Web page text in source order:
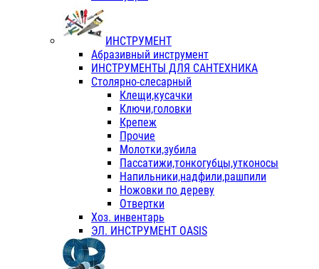
ИНСТРУМЕНТ
Абразивный инструмент
ИНСТРУМЕНТЫ ДЛЯ САНТЕХНИКА
Столярно-слесарный
Клещи,кусачки
Ключи,головки
Крепеж
Прочие
Молотки,зубила
Пассатижи,тонкогубцы,утконосы
Напильники,надфили,рашпили
Ножовки по дереву
Отвертки
Хоз. инвентарь
ЭЛ. ИНСТРУМЕНТ OASIS